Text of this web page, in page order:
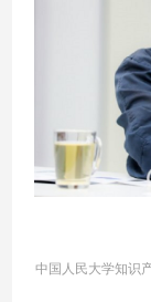
中国人民大学知识